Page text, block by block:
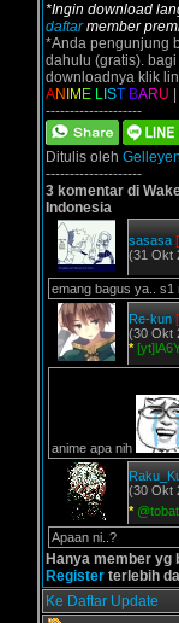
*Ingin download
daftarmember
*Anda pengunjung
dahulu (gratis).
downloadnya klik
AN M E L ST BARU
--------------------
Ditulis oleh
--------------------
3 komentar di
Indonesia
sasasa
(31 Okt
emang bagus ya..
Re-kun
(30 Okt
*
anime apa nih
(30 Okt
* @tobat
Apaan ni..?
Hanya member yg
Register terlebih
Ke Daftar Update